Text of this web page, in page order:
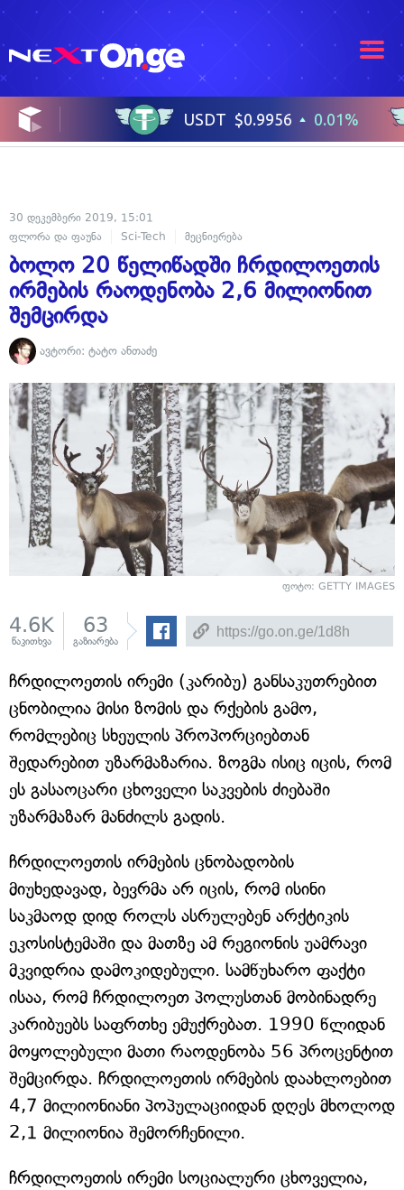
30 დეკემბერი 2019, 15:01
ფლორა და ფაუნა
Sci-Tech მეცნიერება
ბოლო 20 წელიწადში ჩრდილოეთის
ირმების რაოდენობა 2,6 მილიონით
შემცირდა
ავტორი: ტატო ანთაძე
ფოტო: GETTY IMAGES
4.6K
წაკითხვა
63
გაზიარება
ჩრდილოეთის ირემი (კარიბუ) განსაკუთრებით
ცნობილია მისი ზომის და რქების გამო,
რომლებიც სხეულის პროპორციებთან
შედარებით უზარმაზარია. ზოგმა ისიც იცის, რომ
ეს გასაოცარი ცხოველი საკვების ძიებაში
უზარმაზარ მანძილს გადის.
ჩრდილოეთის ირმების ცნობადობის
მიუხედავად, ბევრმა არ იცის, რომ ისინი
საკმაოდ დიდ როლს ასრულებენ არქტიკის
ეკოსისტემაში და მათზე ამ რეგიონის უამრავი
მკვიდრია დამოკიდებული. სამწუხარო ფაქტი
ისაა, რომ ჩრდილოეთ პოლუსთან მობინადრე
კარიბუებს საფრთხე ემუქრებათ. 1990 წლიდან
მოყოლებული მათი რაოდენობა 56 პროცენტით
შემცირდა. ჩრდილოეთის ირმების დაახლოებით
4,7 მილიონიანი პოპულაციიდან დღეს მხოლოდ
2,1 მილიონია შემორჩენილი.
ჩრდილოეთის ირემი სოციალური ცხოველია,